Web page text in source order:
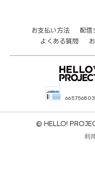
お支払い方法 配信
よくある質問
© HELLO!
利